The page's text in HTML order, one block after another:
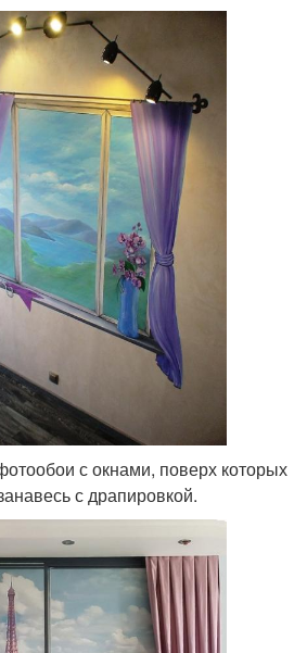
с окнами, поверх которых
с драпировкой.